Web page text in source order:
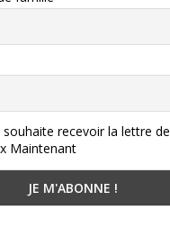
souhaite recevoir la lettre de
Maintenant